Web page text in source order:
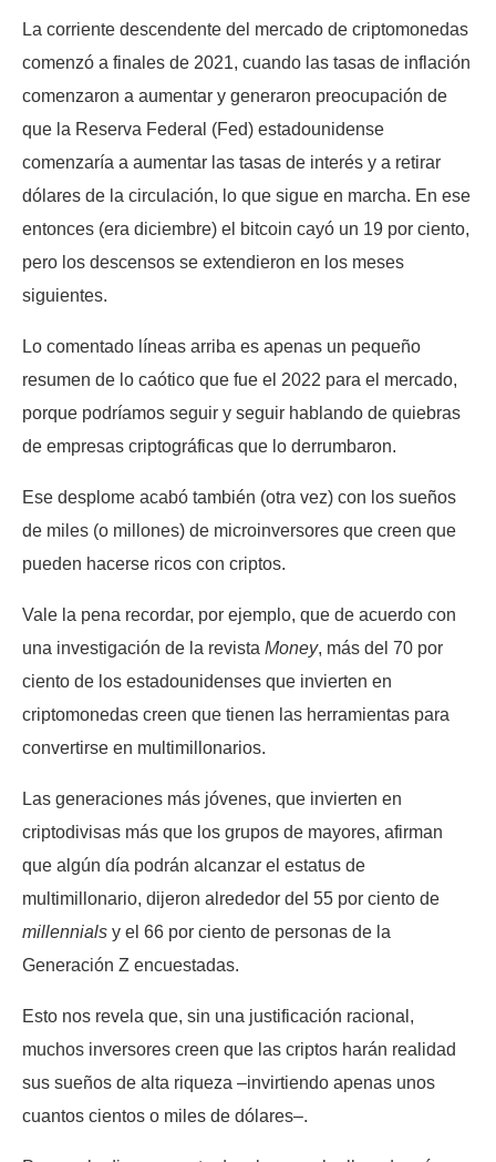
La corriente descendente del mercado de criptomonedas
comenzó a finales de 2021, cuando las tasas de inflación
comenzaron a aumentar y generaron preocupación de
que la Reserva Federal (Fed) estadounidense
comenzaría a aumentar las tasas de interés y a retirar
dólares de la circulación, lo que sigue en marcha. En ese
entonces (era diciembre) el bitcoin cayó un 19 por ciento,
pero los descensos se extendieron en los meses
siguientes.
Lo comentado líneas arriba es apenas un pequeño
resumen de lo caótico que fue el 2022 para el mercado,
porque podríamos seguir y seguir hablando de quiebras
de empresas criptográficas que lo derrumbaron.
Ese desplome acabó también (otra vez) con los sueños
de miles (o millones) de microinversores que creen que
pueden hacerse ricos con criptos.
Vale la pena recordar, por ejemplo, que de acuerdo con
una investigación de la revista Money, más del 70 por
ciento de los estadounidenses que invierten en
criptomonedas creen que tienen las herramientas para
convertirse en multimillonarios.
Las generaciones más jóvenes, que invierten en
criptodivisas más que los grupos de mayores, afirman
que algún día podrán alcanzar el estatus de
multimillonario, dijeron alrededor del 55 por ciento de
millennials y el 66 por ciento de personas de la
Generación Z encuestadas.
Esto nos revela que, sin una justificación racional,
muchos inversores creen que las criptos harán realidad
sus sueños de alta riqueza –invirtiendo apenas unos
cuantos cientos o miles de dólares–.